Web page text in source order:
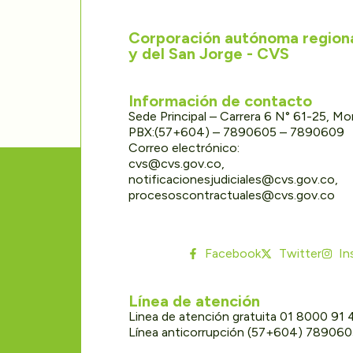
Corporación autónoma
y del San Jorge - CVS
Información de contacto
Sede Principal – Carrera 6 N° 61-25,
PBX:(57+604) – 7890605 – 7890609
Correo electrónico:
cvs@cvs.gov.co,
notificacionesjudiciales@cvs.gov.co,
procesoscontractuales@cvs.gov.co
Facebook Twitter
Línea de atención
Linea de atención gratuita 01 8000 91
Línea anticorrupción (57+604)